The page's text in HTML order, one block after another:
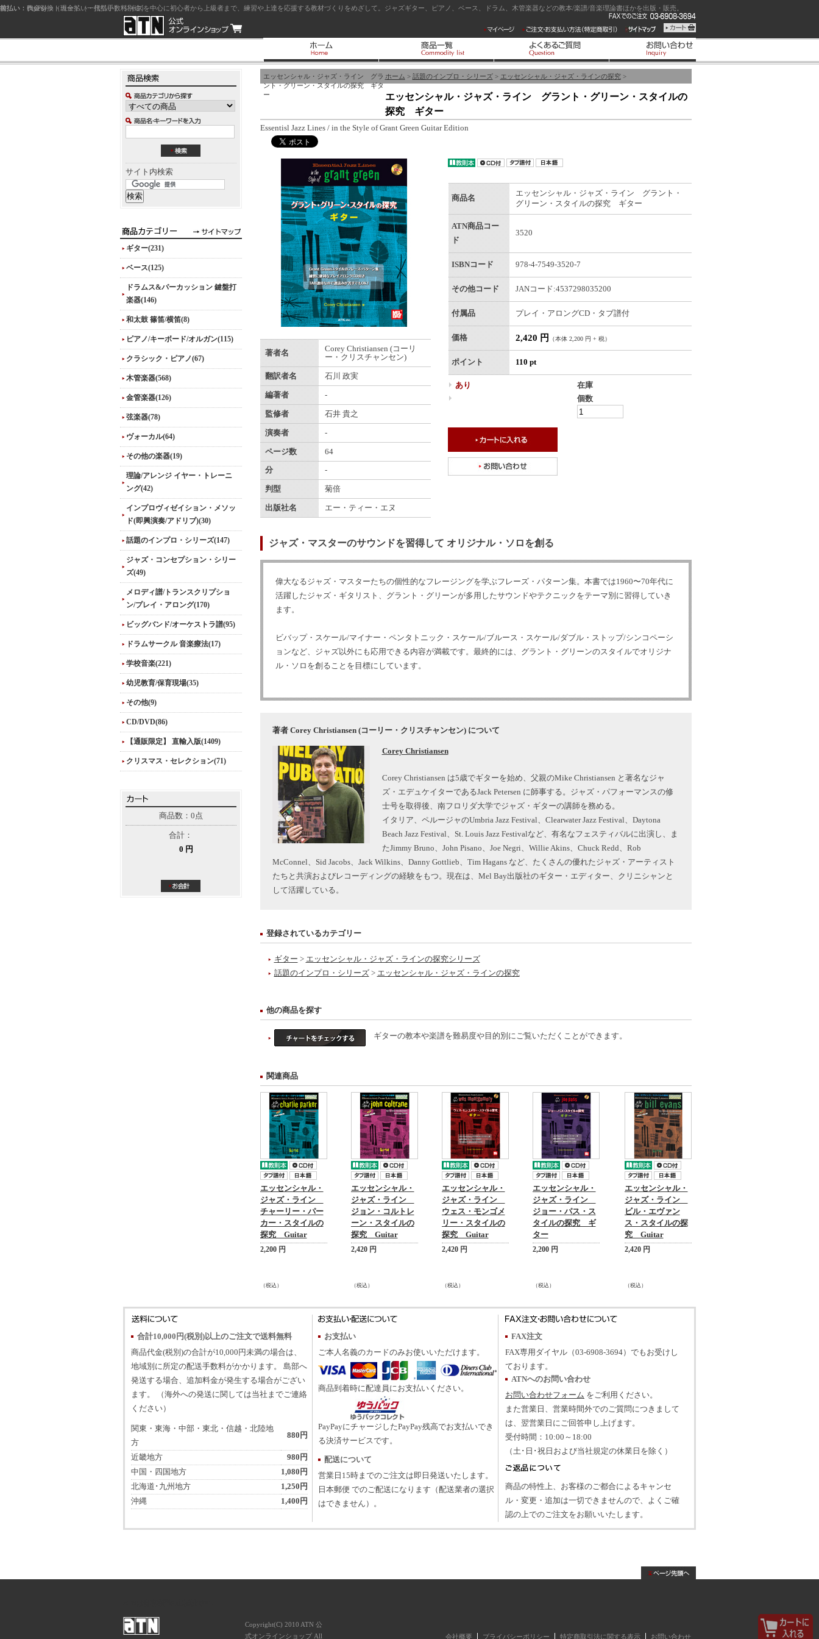
ジャズを中心に初心者から上級者まで、練習や上達を応援する教材づくりをめざして。ジャズギター、ピアノ、ベース、ドラム、木管楽器などの教本/楽譜/音楽理論書ほかを出版・販売。
サイト内検索
ギター(231)
ベース(125)
ドラムス&パーカッション 鍵盤打
楽器(146)
和太鼓 篠笛/横笛(8)
ピアノ/キーボード/オルガン(115)
クラシック・ピアノ(67)
木管楽器(568)
金管楽器(126)
弦楽器(78)
ヴォーカル(64)
その他の楽器(19)
理論/アレンジ イヤー・トレーニ
ング(42)
インプロヴィゼイション・メソッ
ド(即興演奏/アドリブ)(30)
話題のインプロ・シリーズ(147)
ジャズ・コンセプション・シリー
ズ(49)
メロディ譜/トランスクリプショ
ン/プレイ・アロング(170)
ビッグバンド/オーケストラ譜(95)
ドラムサークル 音楽療法(17)
学校音楽(221)
幼児教育/保育現場(35)
その他(9)
CD/DVD(86)
【通販限定】 直輸入版(1409)
クリスマス・セレクション(71)
商品数：0点
合計：
0 円
ホーム > 話題のインプロ・シリーズ> エッセンシャル・ジャズ・ラインの探究>
エッセンシャル・ジャズ・ライン グラ
ント・グリーン・スタイルの探究 ギタ
ー
エッセンシャル・ジャズ・ライン グラント・グリーン・スタイルの
探究 ギター
Essentisl Jazz Lines / in the Style of Grant Green Guitar Edition
著者名
Corey Christiansen (コーリ
ー・クリスチャンセン)
翻訳者名 石川 政実
編著者 -
監修者 石井 貴之
演奏者 -
ページ数 64
分 -
判型 菊倍
出版社名 エー・ティー・エヌ
商品名
エッセンシャル・ジャズ・ライン グラント・
グリーン・スタイルの探究 ギター
ATN商品コー
ド
3520
ISBNコード 978-4-7549-3520-7
その他コード JANコード:4537298035200
付属品 プレイ・アロングCD・タブ譜付
価格 2,420 円 （本体 2,200 円 + 税）
ポイント 110 pt
在庫
あり
個数
ジャズ・マスターのサウンドを習得して オリジナル・ソロを創る
偉大なるジャズ・マスターたちの個性的なフレージングを学ぶフレーズ・パターン集。本書では1960〜70年代に
活躍したジャズ・ギタリスト、グラント・グリーンが多用したサウンドやテクニックをテーマ別に習得していき
ます。
ビバップ・スケール/マイナー・ペンタトニック・スケール/ブルース・スケール/ダブル・ストップ/シンコペーシ
ョンなど、ジャズ以外にも応用できる内容が満載です。最終的には、グラント・グリーンのスタイルでオリジナ
ル・ソロを創ることを目標にしています。
著者 Corey Christiansen (コーリー・クリスチャンセン) について
Corey Christiansen
Corey Christiansen は5歳でギターを始め、父親のMike Christiansen と著名なジャ
ズ・エデュケイターであるJack Petersen に師事する。ジャズ・パフォーマンスの修
士号を取得後、南フロリダ大学でジャズ・ギターの講師を務める。
イタリア、ペルージャのUmbria Jazz Festival、Clearwater Jazz Festival、Daytona
Beach Jazz Festival、St. Louis Jazz Festivalなど、有名なフェスティバルに出演し、ま
たJimmy Bruno、John Pisano、Joe Negri、Willie Akins、Chuck Redd、Rob
McConnel、Sid Jacobs、Jack Wilkins、Danny Gottlieb、Tim Hagans など、たくさんの優れたジャズ・アーティスト
たちと共演およびレコーディングの経験をもつ。現在は、Mel Bay出版社のギター・エディター、クリニシャンと
して活躍している。
登録されているカテゴリー
ギター > エッセンシャル・ジャズ・ラインの探究シリーズ
話題のインプロ・シリーズ > エッセンシャル・ジャズ・ラインの探究
他の商品を探す
ギターの教本や楽譜を難易度や目的別にご覧いただくことができます。
関連商品
エッセンシャル・
ジャズ・ライン
チャーリー・パー
カー・スタイルの
探究 Guitar
2,200 円
（税込）
エッセンシャル・
ジャズ・ライン
ジョン・コルトレ
ーン・スタイルの
探究 Guitar
2,420 円
（税込）
エッセンシャル・
ジャズ・ライン
ウェス・モンゴメ
リー・スタイルの
探究 Guitar
2,420 円
（税込）
エッセンシャル・
ジャズ・ライン
ジョー・パス・ス
タイルの探究 ギ
ター
2,200 円
（税込）
エッセンシャル・
ジャズ・ライン
ビル・エヴァン
ス・スタイルの探
究 Guitar
2,420 円
（税込）
合計10,000円(税別)以上のご注文で送料無料
商品代金(税別)の合計が10,000円未満の場合は、
地域別に所定の配送手数料がかかります。 島部へ
発送する場合、追加料金が発生する場合がござい
ます。 （海外への発送に関しては当社までご連絡
ください）
関東・東海・中部・東北・信越・北陸地
方
880円
近畿地方
980円
中国・四国地方
1,080円
北海道･九州地方
1,250円
沖縄
1,400円
お支払い
前払い：クレジットカード（一括払い）
ご本人名義のカードのみお使いいただけます。
後払い：代金引換（現金払い・代引手数料別途）
商品到着時に配達員にお支払いください。
前払い：PayPay
PayPayにチャージしたPayPay残高でお支払いでき
る決済サービスです。
配送について
営業日15時までのご注文は即日発送いたします。
日本郵便 でのご配送になります（配送業者の選択
はできません）。
FAX注文
FAX専用ダイヤル（03-6908-3694）でもお受けし
ております。
ATNへのお問い合わせ
お問い合わせフォーム をご利用ください。
また営業日、営業時間外でのご質問につきまして
は、翌営業日にご回答申し上げます。
受付時間：10:00～18:00
（土･日･祝日および当社規定の休業日を除く）
商品の特性上、お客様のご都合によるキャンセ
ル・変更・追加は一切できませんので、よくご確
認の上でのご注文をお願いいたします。
Copyright(C) 2010 ATN 公
式オンラインショップ All
会社概要 プライバシーポリシー 特定商取引法に関する表示 お問い合わせ